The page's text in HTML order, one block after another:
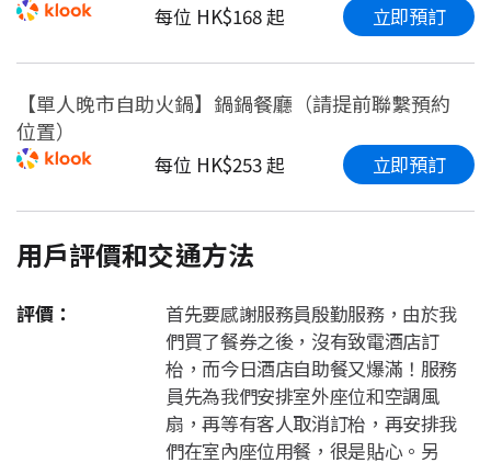
每位 HK$168 起 立即預訂
【單人晚市自助火鍋】鍋鍋餐廳（請提前聯繫預約
位置）
每位 HK$253 起 立即預訂
用戶評價和交通方法
評價：
首先要感謝服務員殷勤服務，由於我
們買了餐券之後，沒有致電酒店訂
枱，而今日酒店自助餐又爆滿！服務
員先為我們安排室外座位和空調風
扇，再等有客人取消訂枱，再安排我
們在室內座位用餐，很是貼心。另